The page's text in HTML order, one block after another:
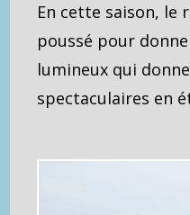
En cette saison, le
poussé pour
lumineux qui
spectaculaires en